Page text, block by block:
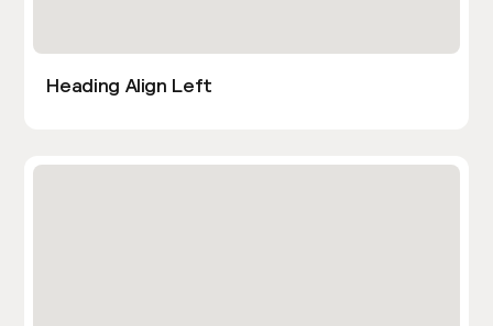
Heading Align Left